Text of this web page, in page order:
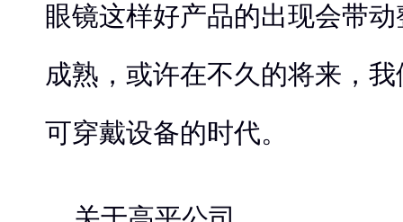
眼镜这样好产品的出现会带
成熟，或许在不久的将来，
可穿戴设备的时代。